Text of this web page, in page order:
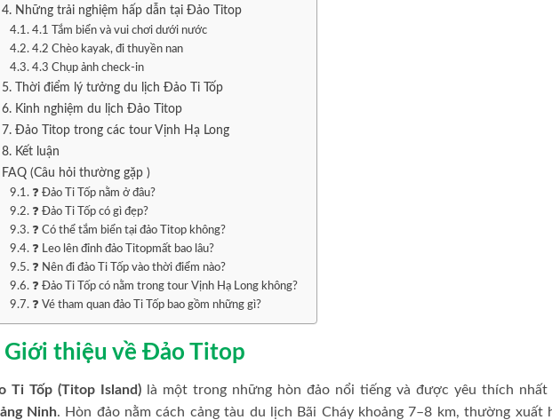
4. Những trải nghiệm hấp dẫn tại Đảo Titop
4.1 Tắm biển và vui chơi dưới nước
4.2 Chèo kayak, đi thuyền nan
4.3 Chụp ảnh check-in
5. Thời điểm lý tưởng du lịch Đảo Ti Tốp
6. Kinh nghiệm du lịch Đảo Titop
7. Đảo Titop trong các tour Vịnh Hạ Long
8. Kết luận
FAQ (Câu hỏi thường gặp )
❓ Đảo Ti Tốp nằm ở đâu?
❓ Đảo Ti Tốp có gì đẹp?
❓ Có thể tắm biển tại đảo Titop không?
❓ Leo lên đỉnh đảo Titopmất bao lâu?
❓ Nên đi đảo Ti Tốp vào thời điểm nào?
❓ Đảo Ti Tốp có nằm trong tour Vịnh Hạ Long không?
❓ Vé tham quan đảo Ti Tốp bao gồm những gì?
Giới thiệu về Đảo Titop
Ti Tốp (Titop Island)là một trong những hòn đảo nổi tiếng và được yêu thích nhất
Ninh. Hòn đảo nằm cách cảng tàu du lịch Bãi Cháy khoảng 7–8 km, thường xuất